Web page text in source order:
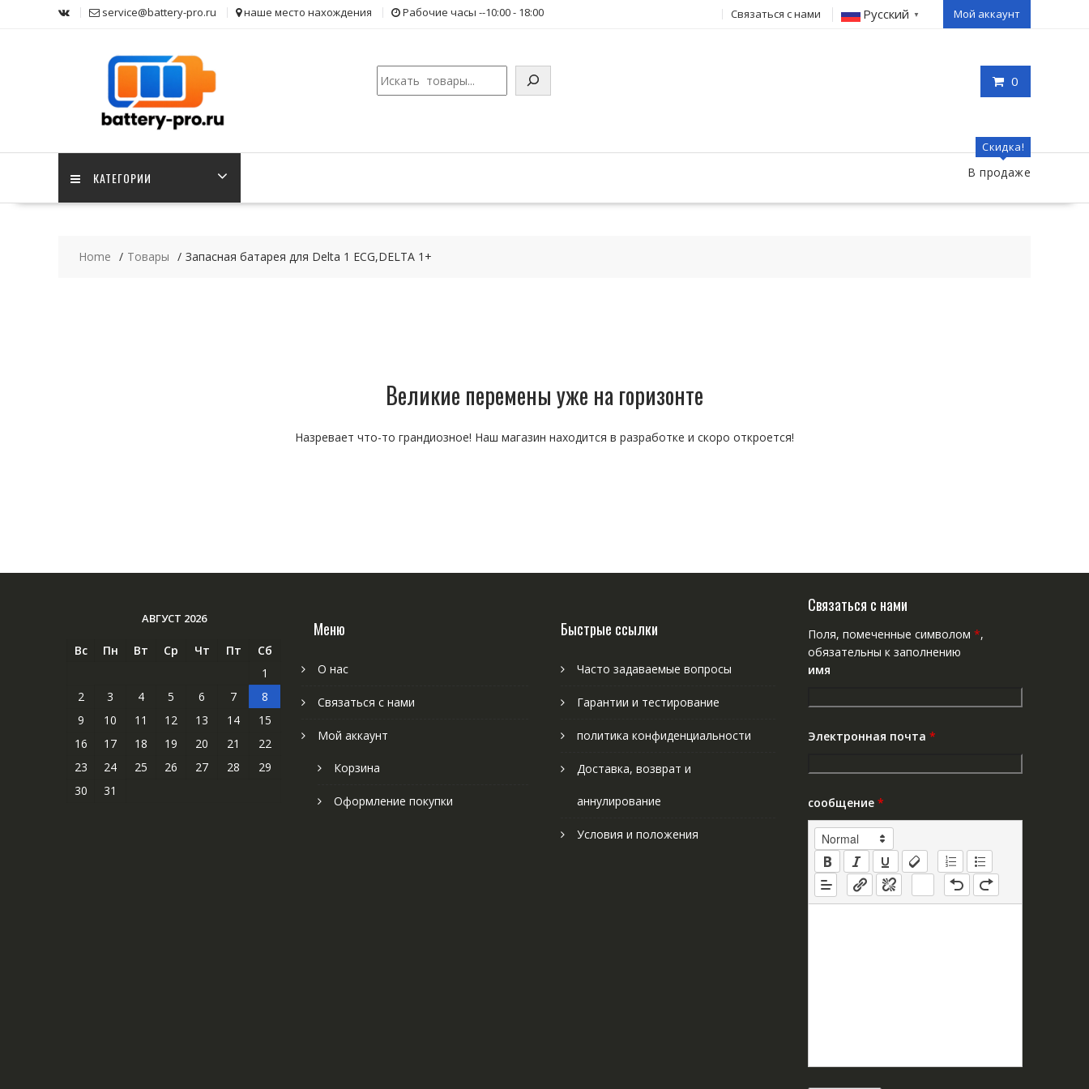
service@battery-pro.ru наше место нахождения Рабочие часы --10:00 - 18:00 Связаться с нами Русский ▼ Мой аккаунт
0
Поиск
КАТЕГОРИИ
Скидка!
В продаже
Home Товары Запасная батарея для Delta 1 ECG,DELTA 1+
Великие перемены уже на горизонте
Назревает что-то грандиозное! Наш магазин находится в разработке и скоро откроется!
АВГУСТ 2026
Вс Пн Вт Ср Чт Пт
Сб
1
2
3 4 5 6 7
8
9
10 11 12 13 14
15
16
17 18 19 20 21
22
23
24 25 26 27 28
29
30
31
Меню
О нас
Связаться с нами
Мой аккаунт
Корзина
Оформление покупки
Быстрые ссылки
Часто задаваемые вопросы
Гарантии и тестирование
политика конфиденциальности
Доставка, возврат и
аннулирование
Условия и положения
Связаться с нами
Поля, помеченные символом *,
обязательны к заполнению
имя
Электронная почта *
сообщение *